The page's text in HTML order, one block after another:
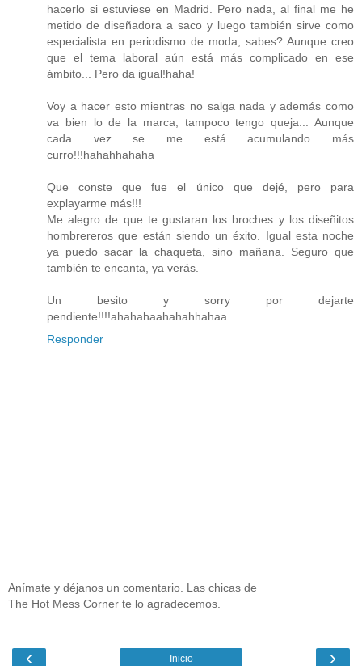
hacerlo si estuviese en Madrid. Pero nada, al final me he
metido de diseñadora a saco y luego también sirve como
especialista en periodismo de moda, sabes? Aunque creo
que el tema laboral aún está más complicado en ese
ámbito... Pero da igual!haha!
Voy a hacer esto mientras no salga nada y además como
va bien lo de la marca, tampoco tengo queja... Aunque
cada vez se me está acumulando más
curro!!!hahahhahaha
Que conste que fue el único que dejé, pero para
explayarme más!!!
Me alegro de que te gustaran los broches y los diseñitos
hombrereros que están siendo un éxito. Igual esta noche
ya puedo sacar la chaqueta, sino mañana. Seguro que
también te encanta, ya verás.
Un besito y sorry por dejarte
pendiente!!!!ahahahaahahahhahaa
Responder
Anímate y déjanos un comentario. Las chicas de
The Hot Mess Corner te lo agradecemos.
‹ ›
Inicio